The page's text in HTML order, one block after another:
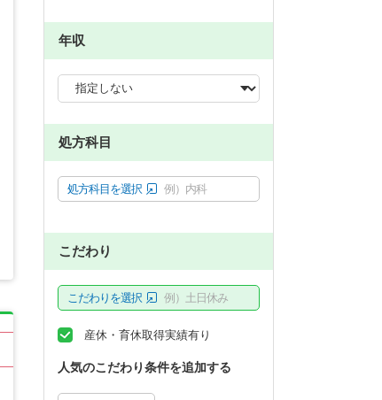
年収
処方科目
処方科目を選択 例）内科
こだわり
こだわりを選択 例）土日休み
産休・育休取得実績有り
人気のこだわり条件を追加する